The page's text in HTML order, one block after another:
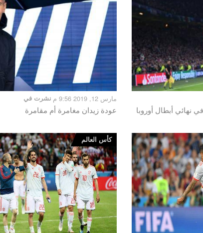
نهائي أبطال أوروبا
نشرت في مارس 12, 2019 9:56 م
عودة زيدان مغامرة أم مقامرة
كأس العالم